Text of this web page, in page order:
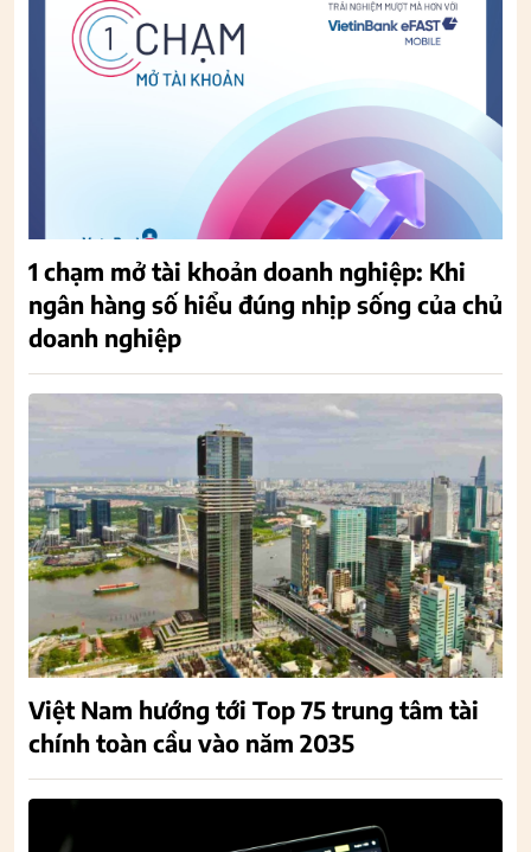
1 chạm mở tài khoản doanh nghiệp: Khi
ngân hàng số hiểu đúng nhịp sống của chủ
doanh nghiệp
Việt Nam hướng tới Top 75 trung tâm tài
chính toàn cầu vào năm 2035